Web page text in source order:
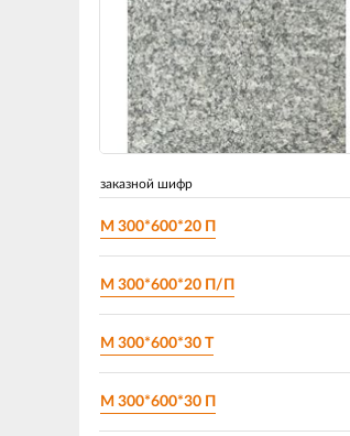
заказной шифр
М 300*600*20 П
М 300*600*20 П/П
М 300*600*30 Т
М 300*600*30 П